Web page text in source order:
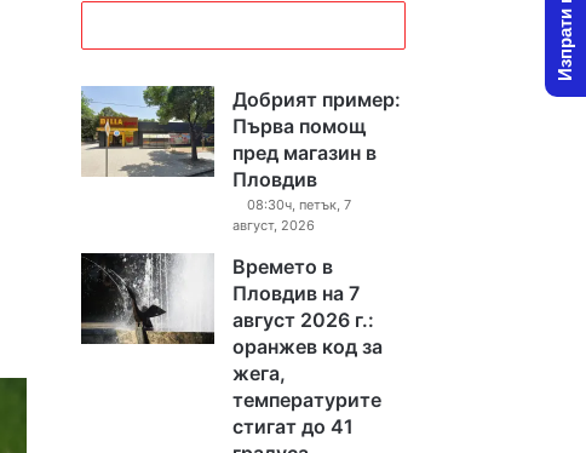
Добрият пример:
Първа помощ
пред магазин в
Пловдив
08:30ч, петък, 7
август, 2026
Времето в
Пловдив на 7
август 2026 г.:
оранжев код за
жега,
температурите
стигат до 41